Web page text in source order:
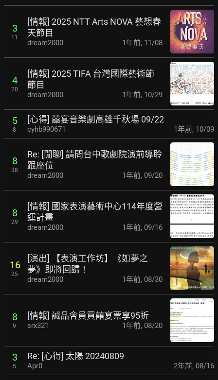
3
11
[情報] 2025 NTT Arts NOVA 藝想春
天節目
dream2000 1年前, 11/08
4
20
[情報] 2025 TIFA 台灣國際藝術節
節目
dream2000 1年前, 10/29
5
8
[心得] 囍宴音樂劇高雄千秋場 09/22
cyhb990671 1年前, 10/09
8
38
Re: [閒聊] 請問台中歌劇院演前導聆
跟座位
dream2000 1年前, 09/20
8
29
[情報] 國家表演藝術中心114年度營
運計畫
dream2000 1年前, 09/16
16
25
[演出] 【表演工作坊】《如夢之
夢》即將回歸！
dream2000 1年前, 08/30
8
9
[情報] 誠品會員買囍宴票享95折
srx321 1年前, 08/20
3
5
Re: [心得] 太陽 20240809
Apr0 2年前, 08/16